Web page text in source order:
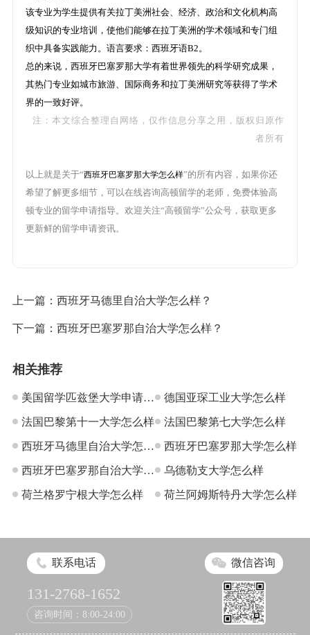
该专业为学生提供有关拉丁美洲社会、经济、政治和文化机构高
级知识的专业培训，使他们能够在拉丁美洲的学术领域和专门组
织中具备实践能力。语言要求：西班牙语B2。
总的来说，西班牙巴塞罗那大学有着世界领先的科学研究成果，
其热门专业如城市旅游、国际商务和拉丁美洲研究等获得了学术
界的一致好评。
注：本文综合整理自网络，仅作信息分享之用，版权归原作
者所有
以上就是关于“西班牙巴塞罗那大学怎么样”的所有内容，如果你还
希望了解更多细节，可以在线咨询高顿留学的老师，免费体验高
顿专业的留学申请指导。欢迎关注“高顿留学”公众号，获取更多
更新鲜的留学申请资讯。
上一篇： 西班牙马德里自治大学怎么样？
下一篇： 西班牙巴塞罗那自治大学怎么样？
相关推荐
美国留学匹兹堡大学申请难
吗？
德国亚琛工业大学怎么样
法国巴黎第十一大学怎么样 法国巴黎第七大学怎么样
西班牙马德里自治大学怎么
样
西班牙巴塞罗那大学怎么样
西班牙巴塞罗那自治大学怎
么样
乌德勒支大学怎么样
荷兰格罗宁根大学怎么样 荷兰阿姆斯特丹大学怎么样
联系电话
131-2768-1652
咨询时间：8:00-24:00
微信咨询